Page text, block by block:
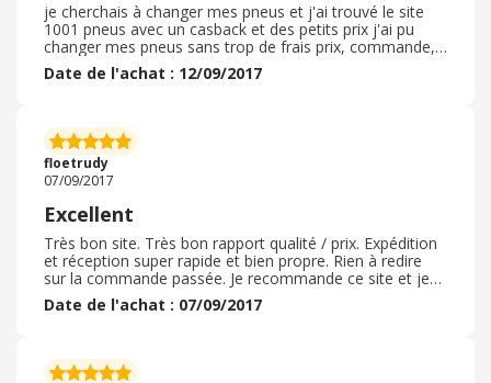
je cherchais à changer mes pneus et j'ai trouvé le site
1001 pneus avec un casback et des petits prix j'ai pu
changer mes pneus sans trop de frais prix, commande,
livraison au top et ma voiture est ravie
Date de l'achat : 12/09/2017
floetrudy
07/09/2017
Excellent
Très bon site. Très bon rapport qualité / prix. Expédition
et réception super rapide et bien propre. Rien à redire
sur la commande passée. Je recommande ce site et je
continuerai à commander à nouveau dessus.
Date de l'achat : 07/09/2017